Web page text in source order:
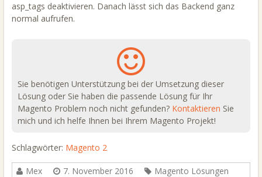
asp_tags deaktivieren. Danach lässt sich das Backend ganz
normal aufrufen.
Sie benötigen Unterstützung bei der Umsetzung dieser
Lösung oder Sie haben die passende Lösung für Ihr
Magento Problem noch nicht gefunden? Kontaktieren Sie
mich und ich helfe Ihnen bei Ihrem Magento Projekt!
Schlagwörter: Magento 2
Mex 7. November 2016 Magento Lösungen